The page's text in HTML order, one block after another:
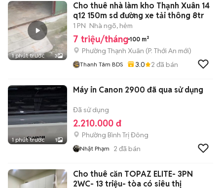
1 phút trước 3
Cho thuê nhà làm kho Thạnh Xuân 14
q12 150m sd đường xe tải thông 8tr
1 PN Nhà ngõ, hẻm
7 triệu/tháng 100 m²
Phường Thạnh Xuân (P. Thới An mới)
Thanh Tâm BDS 3.0 2 đã bán
1 phút trước 1
Máy in Canon 2900 đã qua sử dụng
Đã sử dụng
2.210.000 đ
Phường Bình Trị Đông
Nhật Phạm 2 đã bán
Cho thuê căn TOPAZ ELITE- 3PN
2WC- 13 triệu- tòa có siêu thị